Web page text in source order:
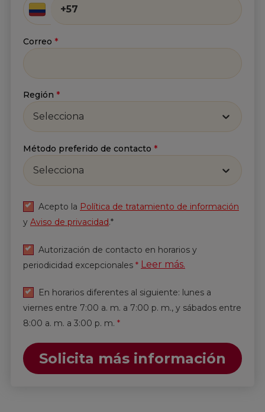
Correo *
Región *
Selecciona
Método preferido de contacto *
Selecciona
Acepto la Política de tratamiento de información
y Aviso de privacidad.*
Autorización de contacto en horarios y
periodicidad excepcionales * Leer más.
En horarios diferentes al siguiente: lunes a
viernes entre 7:00 a. m. a 7:00 p. m., y sábados entre
8:00 a. m. a 3:00 p. m. *
Solicita más información